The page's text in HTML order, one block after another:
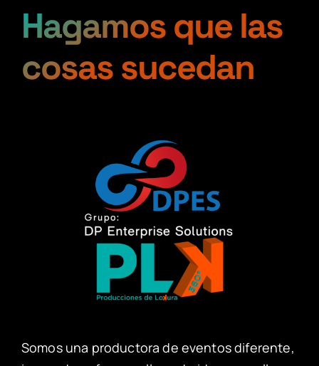
Hagamos que las
cosas sucedan
Somos una productora de eventos diferente,